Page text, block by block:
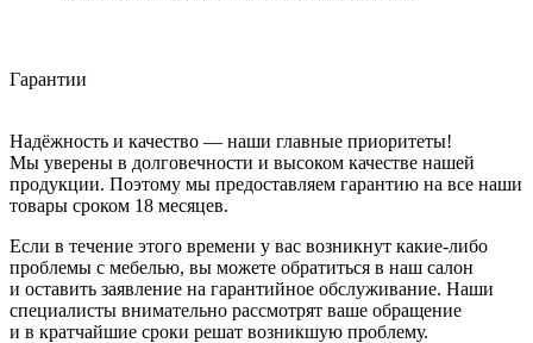
Гарантии
Надёжность и качество — наши главные приоритеты!
Мы уверены в долговечности и высоком качестве нашей
продукции. Поэтому мы предоставляем гарантию на все наши
товары сроком 18 месяцев.
Если в течение этого времени у вас возникнут какие-либо
проблемы с мебелью, вы можете обратиться в наш салон
и оставить заявление на гарантийное обслуживание. Наши
специалисты внимательно рассмотрят ваше обращение
и в кратчайшие сроки решат возникшую проблему.